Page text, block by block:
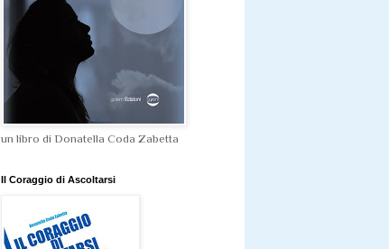
un libro di Donatella Coda Zabetta
Il Coraggio di Ascoltarsi